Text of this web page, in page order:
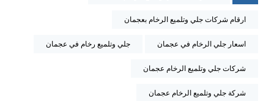
ارقام شركات جلي وتلميع الرخام بعجمان
اسعار جلي الرخام في عجمان جلي وتلميع رخام في عجمان
شركات جلي وتلميع الرخام عجمان
شركة جلي وتلميع الرخام عجمان